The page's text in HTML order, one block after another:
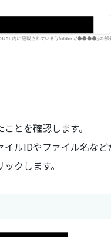
とを確認します。
イルIDやファイル名な
クします。